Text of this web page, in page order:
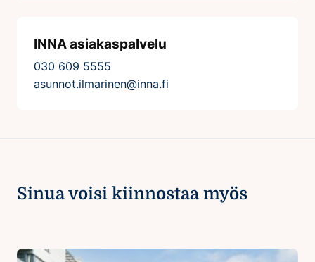
INNA asiakaspalvelu
030 609 5555
asunnot.ilmarinen@inna.fi
Sinua voisi kiinnostaa myös